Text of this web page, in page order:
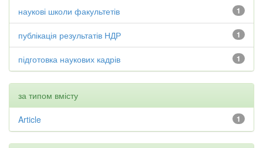
1
наукові школи факультетів
1
публікація результатів НДР
1
підготовка наукових кадрів
за типом вмісту
1
Article